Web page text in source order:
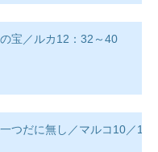
宝／ルカ12：32～40
つだに無し／マルコ10／17